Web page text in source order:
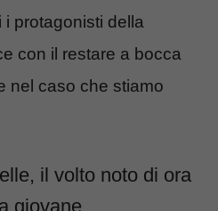
protagonisti della
con il restare a bocca
nel caso che stiamo
il volto noto di ora
giovane